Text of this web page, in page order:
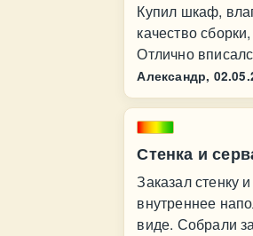
Купил шкаф,
качество
Отлично
Александр,
Стенка и
Заказал стенку
внутреннее
виде. Собрали